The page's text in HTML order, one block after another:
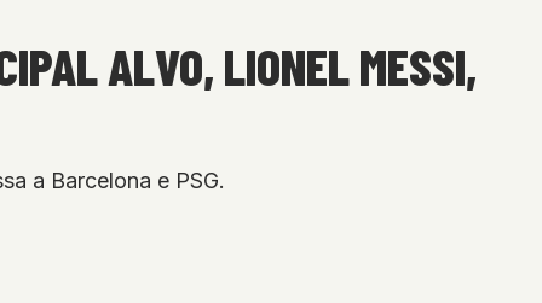
ALVO, LIONEL MESSI,
a Barcelona e PSG.